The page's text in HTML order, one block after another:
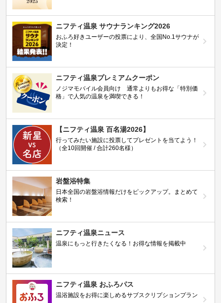
ニフティ温泉 サウナランキング2026
おふろ好きユーザーの投票により、全国No.1サウナが
決定！
ニフティ温泉プレミアムクーポン
ノジマモバイル会員向け 通常よりもお得な「特別価
格」で人気の温泉を満喫できる！
【ニフティ温泉 百名湯2026】
行ってみたい施設に投票してプレゼントを当てよう！
（全10回開催 / 合計260名様）
岩盤浴特集
日本全国の岩盤浴情報だけをピックアップ。まとめて
検索！
ニフティ温泉ニュース
温泉にもっと行きたくなる！お得な情報を掲載中
ニフティ温泉 おふろパス
温浴施設をお得に楽しめるサブスクリプションプラン